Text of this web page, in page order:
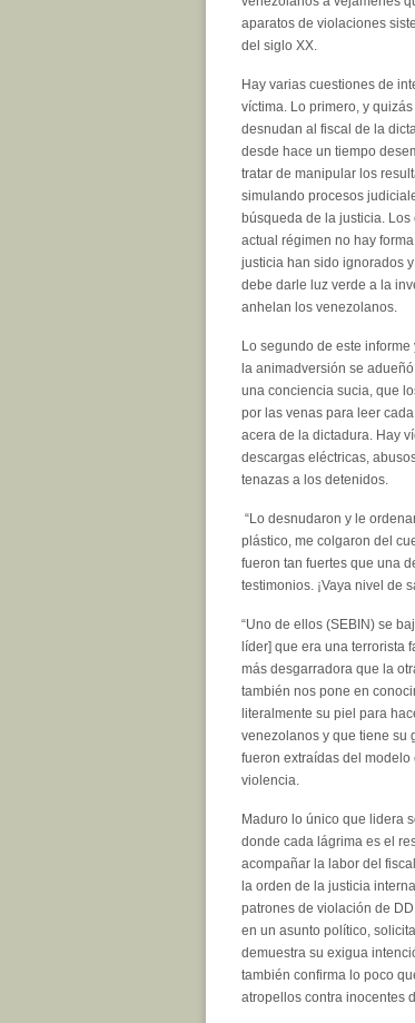
aparatos de violaciones
del siglo XX.
Hay varias cuestiones de
víctima. Lo primero, y
desnudan al fiscal de la
desde hace un tiempo
tratar de manipular los
simulando procesos
búsqueda de la justicia.
actual régimen no hay
justicia han sido ignorados
debe darle luz verde a la
anhelan los venezolanos.
Lo segundo de este
la animadversión se
una conciencia sucia, que
por las venas para leer
acera de la dictadura. Hay
descargas eléctricas,
tenazas a los detenidos.
“Lo desnudaron y le
plástico, me colgaron del
fueron tan fuertes que una
testimonios. ¡Vaya nivel de
“Uno de ellos (SEBIN) se
líder] que era una terrorista
más desgarradora que la
también nos pone en
literalmente su piel para
venezolanos y que tiene su
fueron extraídas del
violencia.
Maduro lo único que lidera
donde cada lágrima es el
acompañar la labor del
la orden de la justicia
patrones de violación de
en un asunto político,
demuestra su exigua
también confirma lo poco
atropellos contra inocentes